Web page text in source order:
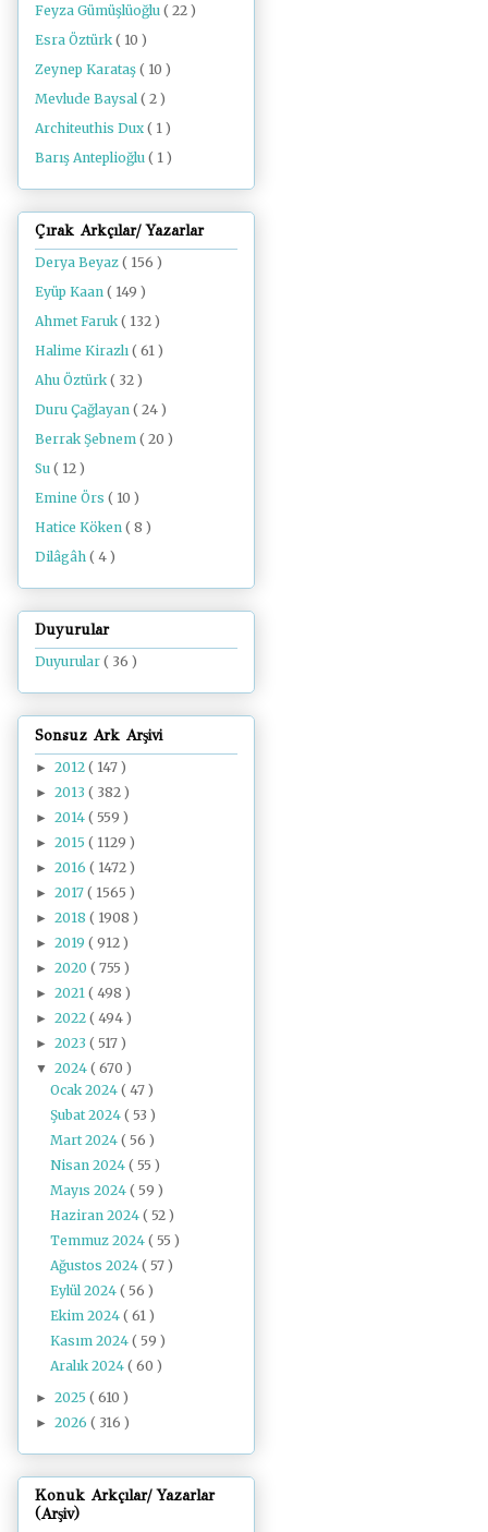
Feyza Gümüşlüoğlu ( 22 )
Esra Öztürk ( 10 )
Zeynep Karataş ( 10 )
Mevlude Baysal ( 2 )
Architeuthis Dux ( 1 )
Barış Anteplioğlu ( 1 )
Çırak Arkçılar/ Yazarlar
Derya Beyaz ( 156 )
Eyüp Kaan ( 149 )
Ahmet Faruk ( 132 )
Halime Kirazlı ( 61 )
Ahu Öztürk ( 32 )
Duru Çağlayan ( 24 )
Berrak Şebnem ( 20 )
Su ( 12 )
Emine Örs ( 10 )
Hatice Köken ( 8 )
Dilâgâh ( 4 )
Duyurular
Duyurular ( 36 )
Sonsuz Ark Arşivi
► 2012 ( 147 )
► 2013 ( 382 )
► 2014 ( 559 )
► 2015 ( 1129 )
► 2016 ( 1472 )
► 2017 ( 1565 )
► 2018 ( 1908 )
► 2019 ( 912 )
► 2020 ( 755 )
► 2021 ( 498 )
► 2022 ( 494 )
► 2023 ( 517 )
▼ 2024 ( 670 )
Ocak 2024( 47 )
Şubat 2024( 53 )
Mart 2024( 56 )
Nisan 2024( 55 )
Mayıs 2024( 59 )
Haziran 2024( 52 )
Temmuz 2024( 55 )
Ağustos 2024( 57 )
Eylül 2024( 56 )
Ekim 2024( 61 )
Kasım 2024( 59 )
Aralık 2024( 60 )
► 2025 ( 610 )
► 2026 ( 316 )
Konuk Arkçılar/ Yazarlar
(Arşiv)